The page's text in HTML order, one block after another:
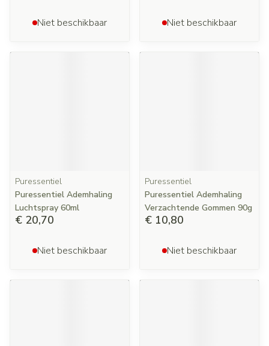
Niet beschikbaar Niet beschikbaar
Puressentiel
Puressentiel Ademhaling
Luchtspray 60ml
€ 20,70
Niet beschikbaar
Puressentiel
Puressentiel Ademhaling
Verzachtende Gommen 90g
€ 10,80
Niet beschikbaar